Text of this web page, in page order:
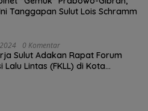
Tanggapan Sulut Lois Schramm
0 Komentar
Sulut Adakan Rapat Forum
Lalu Lintas (FKLL) di Kota